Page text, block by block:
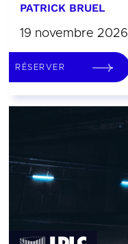
PATRICK BRUEL
19 novembre
RÉSERVER